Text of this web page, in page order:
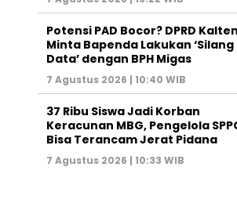
Potensi PAD Bocor? DPRD
Minta Bapenda Lakukan ‘Silang
Data’ dengan BPH Migas
7 Agustus 2026 | 10:40 WIB
37 Ribu Siswa Jadi Korban
Keracunan MBG, Pengelola
Bisa Terancam Jerat Pidana
7 Agustus 2026 | 10:33 WIB